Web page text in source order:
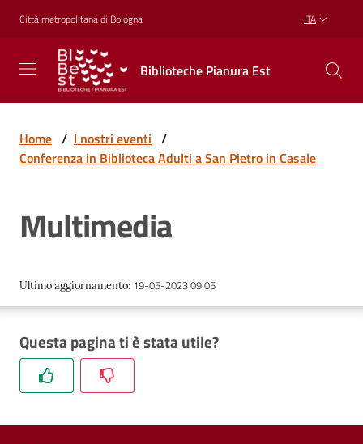
Vai al contenuto
Vai alla navigazione
Vai al footer
Città metropolitana di Bologna ITA
Biblioteche Pianura Est
Biblioteche
Pianura
Est
CREARE,
RICREARSI
Biblioteche
Cosa
Trova
libri
film
Home / I nostri eventi /
Conferenza in Biblioteca Adulti a San Pietro in Casale
Multimedia
Ultimo aggiornamento: 19-05-2023 09:05
Questa pagina ti è stata utile?